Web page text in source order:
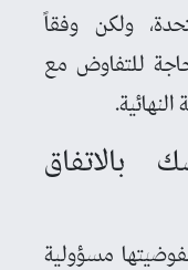
ولكن وفقاً
حاجة للتفاوض مع
بالاتفاق
مسؤولية